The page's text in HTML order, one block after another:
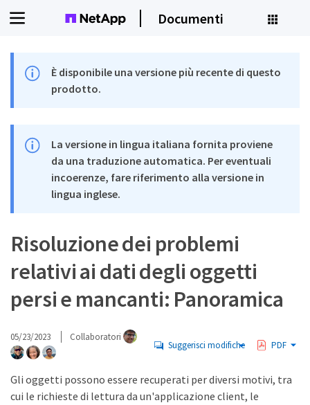
Documenti
È disponibile una versione più recente di questo
prodotto.
La versione in lingua italiana fornita proviene
da una traduzione automatica. Per eventuali
incoerenze, fare riferimento alla versione in
lingua inglese.
Risoluzione dei problemi
relativi ai dati degli oggetti
persi e mancanti: Panoramica
05/23/2023 Collaboratori
Suggerisci modifiche PDF
Gli oggetti possono essere recuperati per diversi motivi, tra
cui le richieste di lettura da un'applicazione client, le